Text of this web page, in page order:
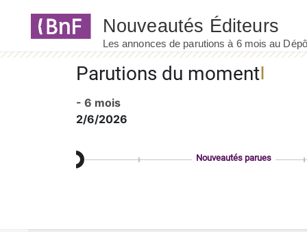
Parutions du moment
- 6 mois
2/6/2026
Nouveautés parues